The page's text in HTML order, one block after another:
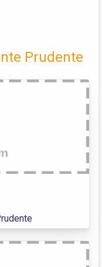
Prudente